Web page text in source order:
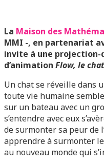
La Maison des
MMI -, en partenariat
invite à une
d’animation Flow, le
Un chat se réveille dans
toute vie humaine
sur un bateau avec un
s’entendre avec eux
de surmonter sa peur de
apprendre à surmonter
au nouveau monde qui